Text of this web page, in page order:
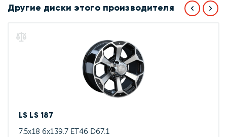
Другие диски этого производителя
LS LS 187
7.5x18 6x139.7 ET46 D67.1